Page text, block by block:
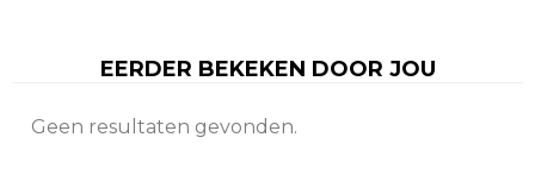
EERDER BEKEKEN DOOR JOU
Geen resultaten gevonden.